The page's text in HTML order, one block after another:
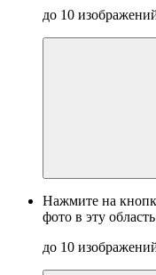
до 10
Нажмите на
фото в эту область
до 10